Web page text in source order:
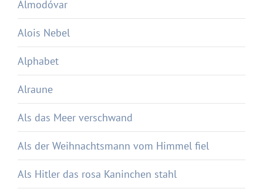
Almodóvar
Alois Nebel
Alphabet
Alraune
Als das Meer verschwand
Als der Weihnachtsmann vom Himmel fiel
Als Hitler das rosa Kaninchen stahl